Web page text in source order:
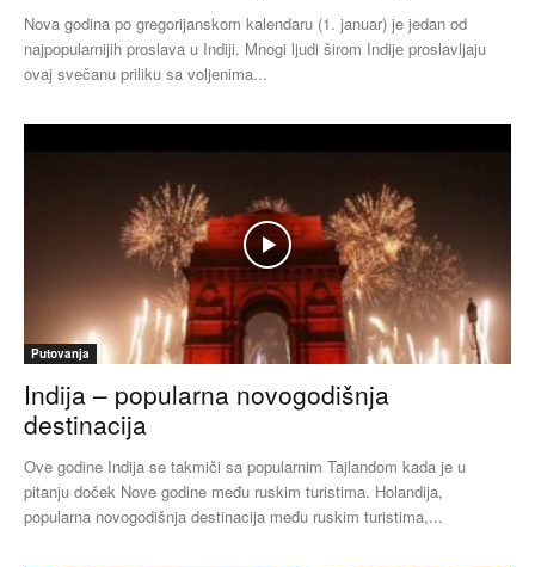
Nova godina po gregorijanskom kalendaru (1. januar) je jedan od
najpopularnijih proslava u Indiji. Mnogi ljudi širom Indije proslavljaju
ovaj svečanu priliku sa voljenima...
Putovanja
Indija – popularna novogodišnja
destinacija
Ove godine Indija se takmiči sa popularnim Tajlandom kada je u
pitanju doček Nove godine među ruskim turistima. Holandija,
popularna novogodišnja destinacija među ruskim turistima,...